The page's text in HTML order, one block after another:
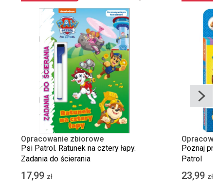
Opracowanie zbiorowe
Psi Patrol. Ratunek na cztery łapy.
Zadania do ścierania
17,99 zł
Poznaj
Patrol
23,99 zł